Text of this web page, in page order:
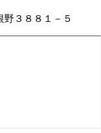
野３８８１－５